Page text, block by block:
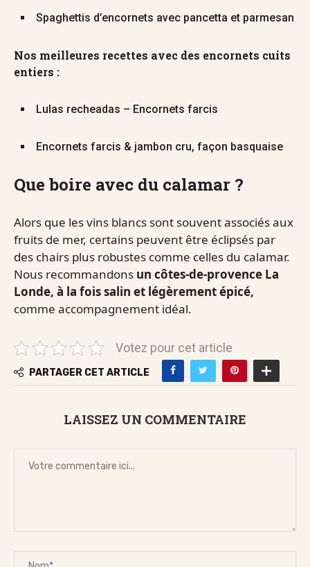
Spaghettis d’encornets avec pancetta et parmesan
Nos meilleures recettes avec des encornets cuits
entiers :
Lulas recheadas – Encornets farcis
Encornets farcis & jambon cru, façon basquaise
Que boire avec du calamar ?
Alors que les vins blancs sont souvent associés aux
fruits de mer, certains peuvent être éclipsés par
des chairs plus robustes comme celles du calamar.
Nous recommandons un côtes-de-provence La
Londe, à la fois salin et légèrement épicé,
comme accompagnement idéal.
Votez pour cet article
PARTAGER CET ARTICLE
LAISSEZ UN COMMENTAIRE